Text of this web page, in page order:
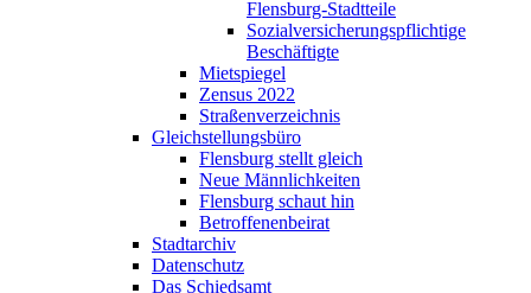
Flensburg-Stadtteile
Sozialversicherungspflichtige
Beschäftigte
Mietspiegel
Zensus 2022
Straßenverzeichnis
Gleichstellungsbüro
Flensburg stellt gleich
Neue Männlichkeiten
Flensburg schaut hin
Betroffenenbeirat
Stadtarchiv
Datenschutz
Das Schiedsamt